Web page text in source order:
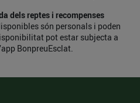
dels reptes i recompenses
són personals i poden
pot estar subjecta a
BonpreuEsclat.